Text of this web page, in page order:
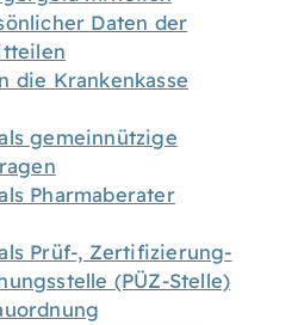
Daten der
die Krankenkasse
gemeinnützige
Pharmaberater
Prüf-, Zertifizierung-
(PÜZ-Stelle)